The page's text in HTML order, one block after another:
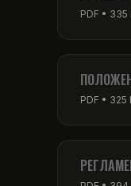
PDF •
PDF • 325